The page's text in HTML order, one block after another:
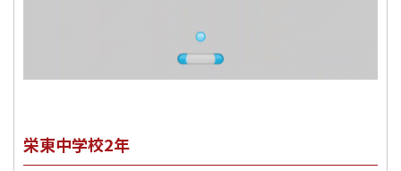
栄東中学校2年